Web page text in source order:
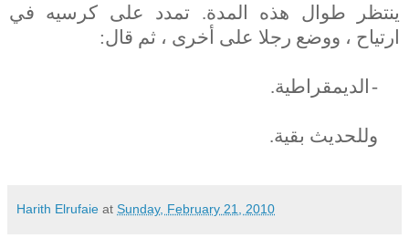
ينتظر طوال هذه المدة. تمدد على كرسيه في
ارتياح ، ووضع رجلا على أخرى ، ثم قال:
- الديمقراطية.
وللحديث بقية.
Harith Elrufaie at Sunday, February 21, 2010